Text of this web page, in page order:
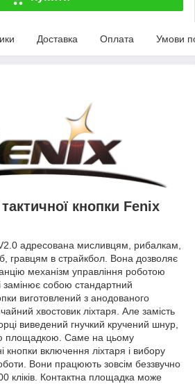
Доставка Оплата Умови
кнопки Fenix
адресована мисливцям, рибалкам,
гравцям в страйкбол. Вона дозволяє
механізм управління роботою
замінює собою стандартний
виготовлений з анодованого
хвостовик ліхтаря. Але замість
виведений гнучкий кручений шнур,
площадкою. Саме на цьому
кнопки включення ліхтаря і вибору
Вони працюють зовсім беззвучно
кліків. Контактна площадка може